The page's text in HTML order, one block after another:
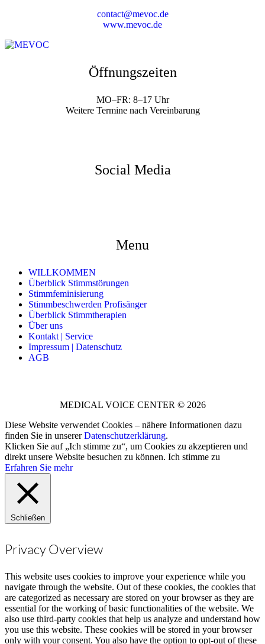
contact@mevoc.de
www.mevoc.de
Öffnungszeiten
MO–FR: 8–17 Uhr
Weitere Termine nach Vereinbarung
Social Media
Menu
WILLKOMMEN
Überblick Stimmstörungen
Stimmfeminisierung
Stimmbeschwerden Profisänger
Überblick Stimmtherapien
Über uns
Kontakt | Service
Impressum | Datenschutz
AGB
MEDICAL VOICE CENTER © 2026
Diese Website verwendet Cookies – nähere Informationen dazu
finden Sie in unsererDatenschutzerklärung.
Klicken Sie auf „Ich stimme zu“, um Cookies zu akzeptieren und
direkt unsere Website besuchen zu können. Ich stimme zu
Erfahren Sie mehr
Schließen
Privacy Overview
This website uses cookies to improve your experience while you
navigate through the website. Out of these cookies, the cookies that
are categorized as necessary are stored on your browser as they are
essential for the working of basic functionalities of the website. We
also use third-party cookies that help us analyze and understand how
you use this website. These cookies will be stored in your browser
only with your consent. You also have the option to opt-out of these